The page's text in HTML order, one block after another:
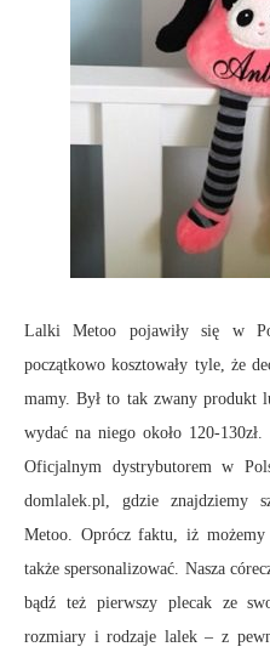
Lalki Metoo pojawiły się w
początkowo kosztowały tyle, że
mamy. Był to tak zwany produkt
wydać na niego około 120-
Oficjalnym dystrybutorem w
domlalek.pl, gdzie znajdziemy
Metoo. Oprócz faktu, iż
także spersonalizować. Nasza
bądź też pierwszy plecak ze
rozmiary i rodzaje lalek – z